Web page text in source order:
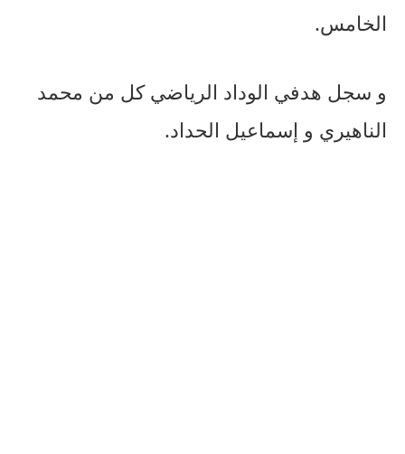
الخامس.
و سجل هدفي الوداد الرياضي كل من محمد
الناهيري و إسماعيل الحداد.